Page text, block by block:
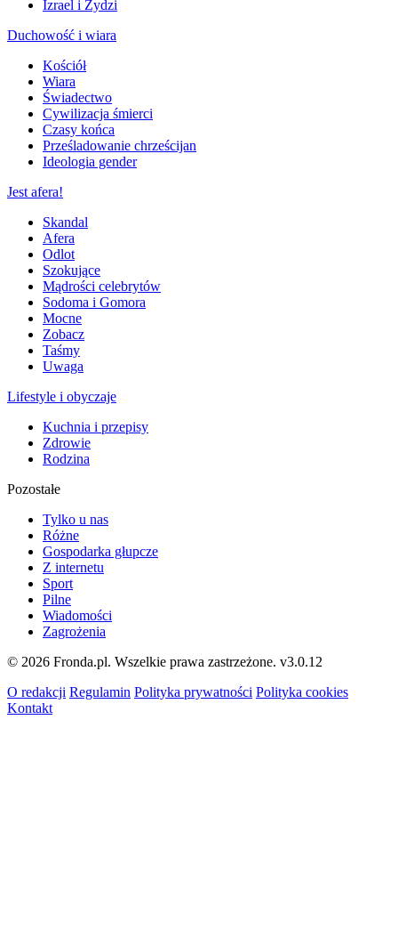
Izrael i Żydzi
Duchowość i wiara
Kościół
Wiara
Świadectwo
Cywilizacja śmierci
Czasy końca
Prześladowanie chrześcijan
Ideologia gender
Jest afera!
Skandal
Afera
Odlot
Szokujące
Mądrości celebrytów
Sodoma i Gomora
Mocne
Zobacz
Taśmy
Uwaga
Lifestyle i obyczaje
Kuchnia i przepisy
Zdrowie
Rodzina
Pozostałe
Tylko u nas
Różne
Gospodarka głupcze
Z internetu
Sport
Pilne
Wiadomości
Zagrożenia
© 2026 Fronda.pl. Wszelkie prawa zastrzeżone. v3.0.12
O redakcji Regulamin Polityka prywatności Polityka cookies
Kontakt